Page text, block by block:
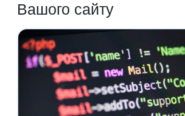
Вашого сайту